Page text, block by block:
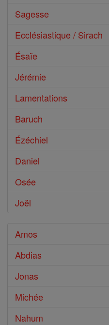
Sagesse
Ecclésiastique / Sirach
Ésaïe
Jérémie
Lamentations
Baruch
Ézéchiel
Daniel
Osée
Joël
Amos
Abdias
Jonas
Michée
Nahum